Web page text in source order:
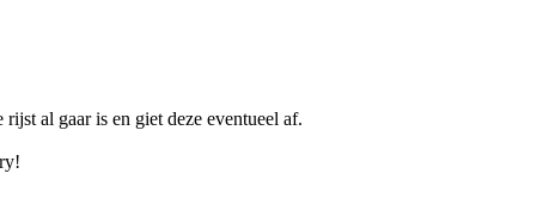
al gaar is en giet deze eventueel af.